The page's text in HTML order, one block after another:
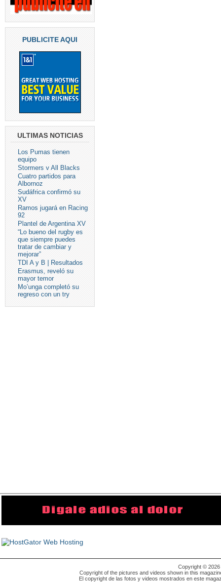
PUBLICITE AQUI
ULTIMAS NOTICIAS
Los Pumas tienen
equipo
Stormers v All Blacks
Cuatro partidos para
Albornoz
Sudáfrica confirmó su
XV
Ramos jugará en Racing
92
Plantel de Argentina XV
“Lo bueno del rugby es
que siempre puedes
tratar de cambiar y
mejorar”
TDI A y B | Resultados
Erasmus, reveló su
mayor temor
Mo’unga completó su
regreso con un try
Copyright © 2026
Copyright of the pictures and videos shown in this
El copyright de las fotos y videos mostrados en este